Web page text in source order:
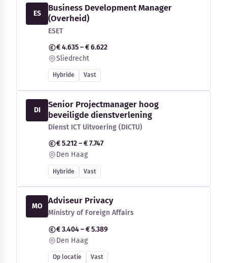
ES
Business Development Manager
(Overheid)
ESET
€ 4.635 – € 6.622
Sliedrecht
Hybride Vast
DI
Senior Projectmanager hoog
beveiligde dienstverlening
Dienst ICT Uitvoering (DICTU)
€ 5.212 – € 7.747
Den Haag
Hybride Vast
MO
Adviseur Privacy
Ministry of Foreign Affairs
€ 3.404 – € 5.389
Den Haag
Op locatie Vast